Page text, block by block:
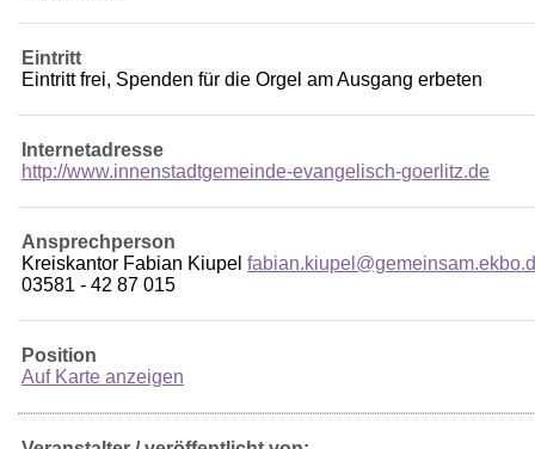
Eintritt
Eintritt frei, Spenden für die Orgel am Ausgang erbeten
Internetadresse
http://www.innenstadtgemeinde-evangelisch-goerlitz.de
Ansprechperson
Kreiskantor Fabian Kiupel
03581 - 42 87 015
Position
Auf Karte anzeigen